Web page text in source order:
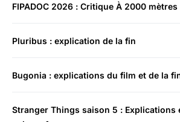
FIPADOC 2026 : Critique À 2000 mètres
Pluribus : explication de la fin
Bugonia : explications du film et de la
Stranger Things saison 5 : Explications